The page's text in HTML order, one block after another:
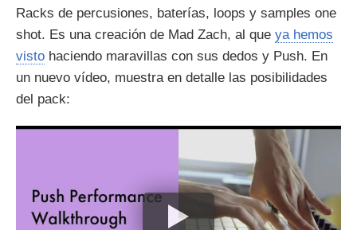
Racks de percusiones, baterías, loops y samples one
shot. Es una creación de Mad Zach, al que ya hemos
visto haciendo maravillas con sus dedos y Push. En
un nuevo vídeo, muestra en detalle las posibilidades
del pack: